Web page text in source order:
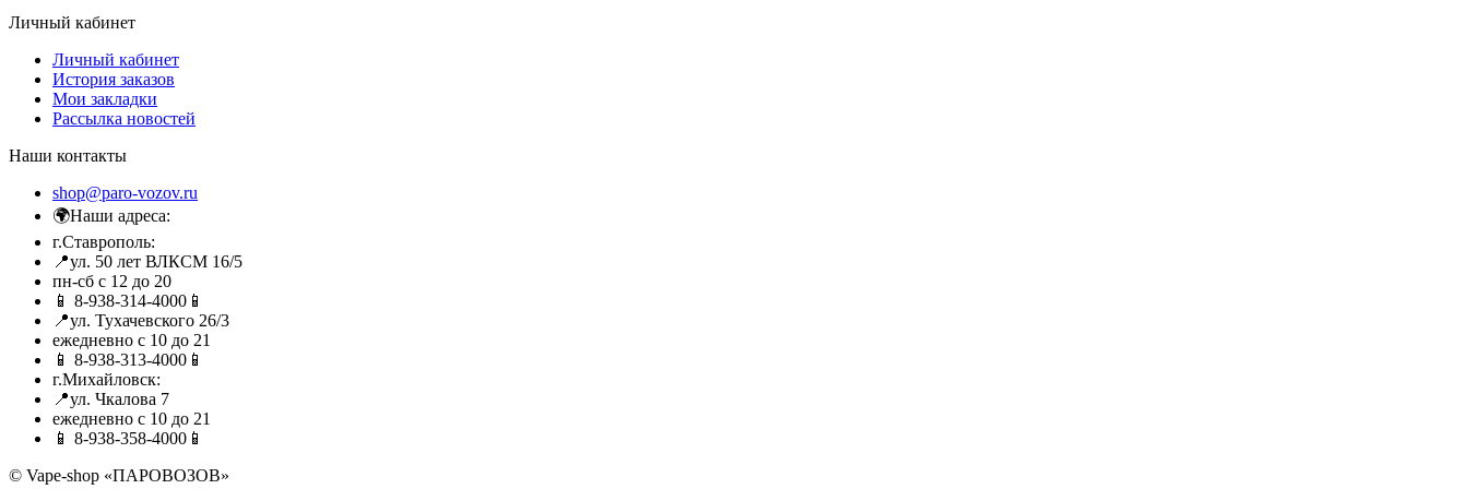
Личный кабинет
Личный кабинет
История заказов
Мои закладки
Рассылка новостей
Наши контакты
shop@paro-vozov.ru
🌍Наши адреса:
г.Ставрополь:
📍ул. 50 лет ВЛКСМ 16/5
пн-сб с 12 до 20
📱 8-938-314-4000📱
📍ул. Тухачевского 26/3
ежедневно с 10 до 21
📱 8-938-313-4000📱
г.Михайловск:
📍ул. Чкалова 7
ежедневно с 10 до 21
📱 8-938-358-4000📱
© Vape-shop «ПАРОВОЗОВ»